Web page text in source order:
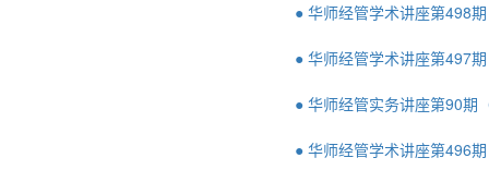
● 华师经管学术讲座第498
● 华师经管学术讲座第497
● 华师经管实务讲座第90期
● 华师经管学术讲座第496